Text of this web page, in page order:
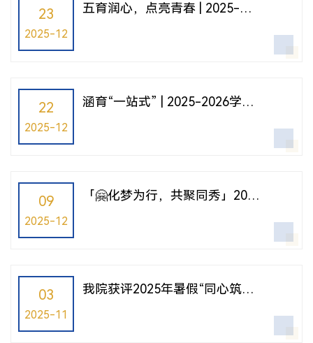
23
2025-12
五育润心，点亮青春 | 2025-
22
2025-12
涵育“一站式” | 2025-2026学年
09
2025-12
「🤗化梦为行，共聚同秀」2025
03
2025-11
我院获评2025年暑假“同心筑